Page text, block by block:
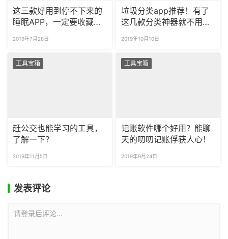
这三款好用到停不下来的
睡眠APP，一定要收藏起
2019年7月28日
垃圾分类app推荐！有了
这几款分类神器就不用担
2019年10月10日
工具宝箱
赶公交也能学习的工具，
了解一下？
2019年11月5日
工具宝箱
记账软件哪个好用？能聊
天的叨叨记账俘获人心！
2019年9月24日
发表评论
请登录后评论...